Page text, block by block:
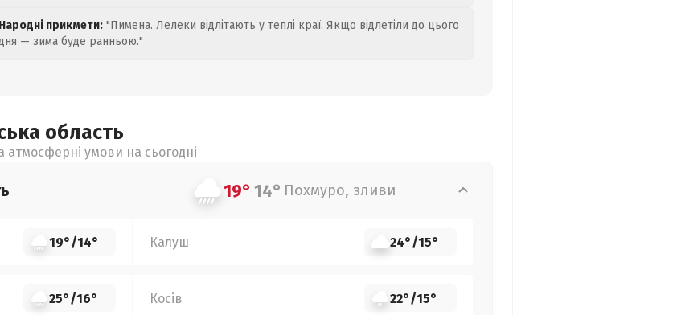
Народні прикмети: "Пимена. Лелеки відлітають у теплі краї. Якщо відлетіли до цього
— зима буде ранньою."
область
атмосферні умови на сьогодні
19° 14° Похмуро, зливи
19°/14° Калуш 24°/15°
25°/16° Косів 22°/15°